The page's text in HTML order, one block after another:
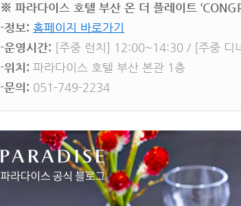
※ 파라다이스 호텔 부산 온 더 플레이트
-정보: 홈페이지 바로가기
-운영시간: [주중 런치] 12:00~14:30 / [주중
-위치: 파라다이스 호텔 부산 본관 1층
-문의: 051-749-2234